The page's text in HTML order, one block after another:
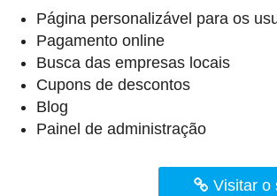
Página personalizável para os
Pagamento online
Busca das empresas locais
Cupons de descontos
Blog
Painel de administração
Visitar o